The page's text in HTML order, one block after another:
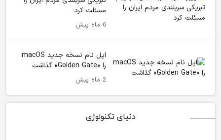
مسئلت کرد
6 ماه پیش
اپل نام نسخه جدید macOS
را «Golden Gate» گذاشت
2 ماه پیش
دنیای تکنولوژی